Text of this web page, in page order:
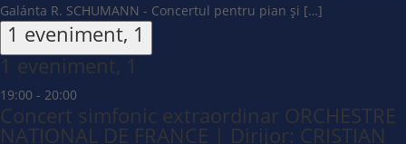
Galánta R. SCHUMANN - Concertul pentru pian și […]
1 eveniment, 1
1 eveniment, 1
19:00 - 20:00
Concert simfonic extraordinar ORCHESTRE
NATIONAL DE FRANCE | Dirijor: CRISTIAN